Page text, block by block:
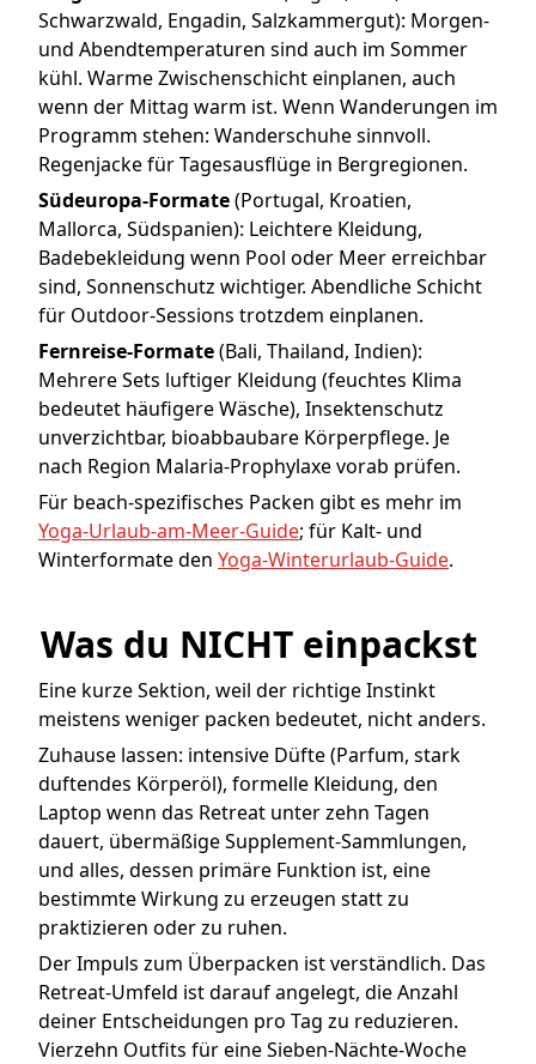
Schwarzwald, Engadin, Salzkammergut): Morgen-
und Abendtemperaturen sind auch im Sommer
kühl. Warme Zwischenschicht einplanen, auch
wenn der Mittag warm ist. Wenn Wanderungen im
Programm stehen: Wanderschuhe sinnvoll.
Regenjacke für Tagesausflüge in Bergregionen.
Südeuropa-Formate(Portugal, Kroatien,
Mallorca, Südspanien): Leichtere Kleidung,
Badebekleidung wenn Pool oder Meer erreichbar
sind, Sonnenschutz wichtiger. Abendliche Schicht
für Outdoor-Sessions trotzdem einplanen.
Fernreise-Formate(Bali, Thailand, Indien):
Mehrere Sets luftiger Kleidung (feuchtes Klima
bedeutet häufigere Wäsche), Insektenschutz
unverzichtbar, bioabbaubare Körperpflege. Je
nach Region Malaria-Prophylaxe vorab prüfen.
Für beach-spezifisches Packen gibt es mehr im
Yoga-Urlaub-am-Meer-Guide; für Kalt- und
Winterformate den Yoga-Winterurlaub-Guide.
Was du NICHT einpackst
Eine kurze Sektion, weil der richtige Instinkt
meistens weniger packen bedeutet, nicht anders.
Zuhause lassen: intensive Düfte (Parfum, stark
duftendes Körperöl), formelle Kleidung, den
Laptop wenn das Retreat unter zehn Tagen
dauert, übermäßige Supplement-Sammlungen,
und alles, dessen primäre Funktion ist, eine
bestimmte Wirkung zu erzeugen statt zu
praktizieren oder zu ruhen.
Der Impuls zum Überpacken ist verständlich. Das
Retreat-Umfeld ist darauf angelegt, die Anzahl
deiner Entscheidungen pro Tag zu reduzieren.
Vierzehn Outfits für eine Sieben-Nächte-Woche